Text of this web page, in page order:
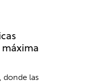
donde las